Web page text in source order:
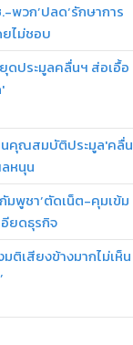
พวก’ปลด‘รักษาการ
ยไม่ชอบ
ดประมูลคลื่นฯ ส่อเอื้อ
'
นคุณสมบัติประมูล'คลื่น
หนุน
มพูชา’ตัดเน็ต-คุมเข้ม
ยดธุรกิจ
ติเสียงข้างมากไม่เห็น